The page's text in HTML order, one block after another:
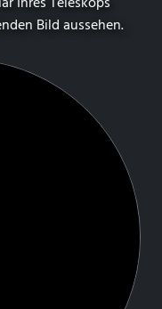
Bild aussehen.